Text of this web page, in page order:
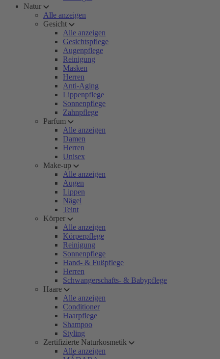
Natur
Alle anzeigen
Gesicht
Alle anzeigen
Gesichtspflege
Augenpflege
Reinigung
Masken
Herren
Anti-Aging
Lippenpflege
Sonnenpflege
Zahnpflege
Parfum
Alle anzeigen
Damen
Herren
Unisex
Make-up
Alle anzeigen
Augen
Lippen
Nägel
Teint
Körper
Alle anzeigen
Körperpflege
Reinigung
Sonnenpflege
Hand- & Fußpflege
Herren
Schwangerschafts- & Babypflege
Haare
Alle anzeigen
Conditioner
Haarpflege
Shampoo
Styling
Zertifizierte Naturkosmetik
Alle anzeigen